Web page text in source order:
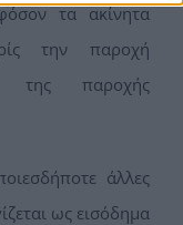
τα ακίνητα
την παροχή
της παροχής
άλλες
ως εισόδημα